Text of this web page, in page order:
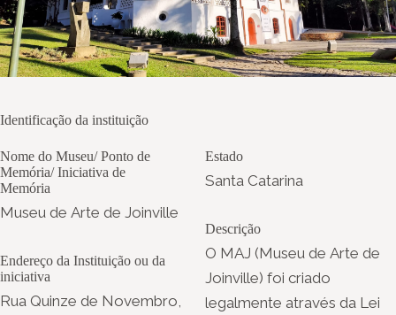
Identificação da instituição
Nome do Museu/ Ponto de
Memória/ Iniciativa de
Memória
Museu de Arte de Joinville
Endereço da Instituição ou da
iniciativa
Rua Quinze de Novembro,
Estado
Santa Catarina
Descrição
O MAJ (Museu de Arte de
Joinville) foi criado
legalmente através da Lei